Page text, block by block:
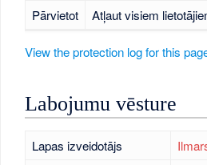
Pārvietot
Atļaut visiem
View the protection log for this
Labojumu vēsture
Lapas izveidotājs